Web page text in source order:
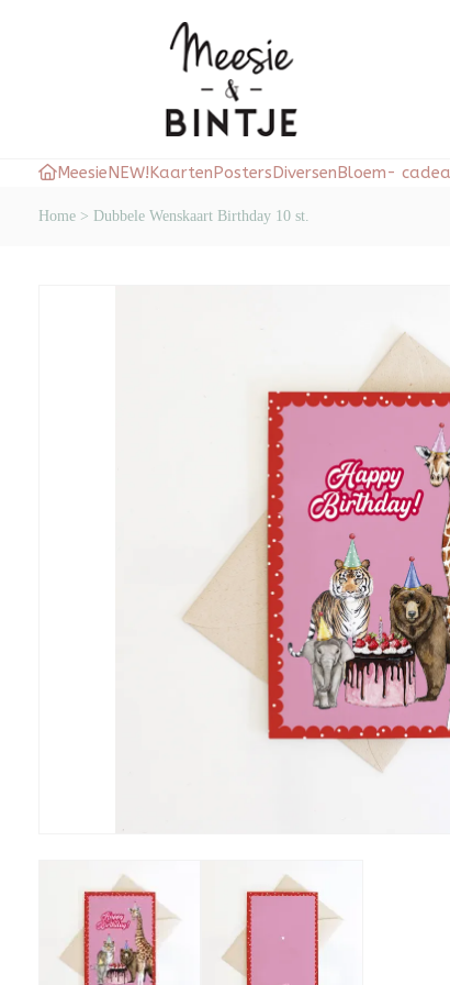
Meesie NEW! Kaarten Posters Diversen Bloem-
Home > Dubbele Wenskaart Birthday 10 st.